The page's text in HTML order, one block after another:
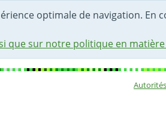
optimale de navigation.
que sur notre politique en
Autorités